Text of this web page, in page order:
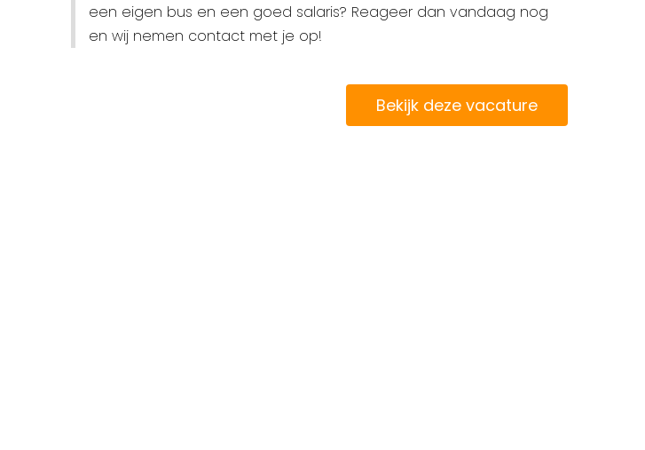
een eigen bus en een goed salaris? Reageer dan vandaag nog
en wij nemen contact met je op!
Bekijk deze vacature